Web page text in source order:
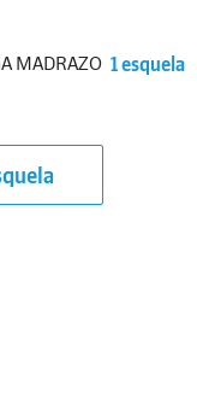
MADRAZO 1 esquela